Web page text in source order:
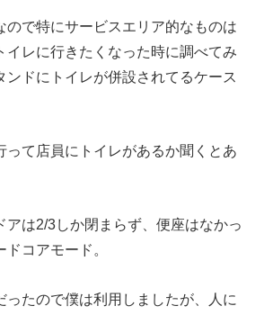
ので特にサービスエリア的なものは
イレに行きたくなった時に調べてみ
ンドにトイレが併設されてるケース
って店員にトイレがあるか聞くとあ
アは2/3しか閉まらず、便座はなかっ
コアモード。
ったので僕は利用しましたが、人に